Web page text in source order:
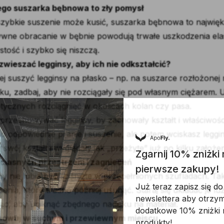
suszarka bębnowa to zły pomysł
suszenie może kusić, suszarka bębnowa to
obracanie w bębnie powodują trwałe uszkodzenia
i szybko się niszczą.
legginsy, aby ich nie odkształcić?
suszyć legginsy na płasko – np. na suszarce
zadbaj, aby nie rozciągały się pod własnym ciężarem.
rozciągnięć w okolicach kolan czy pasa.
legginsy, by zachowały kształt i
o odpowiednie pranie i suszenie, ale potem wciskasz
swój kształt i wyglądały jak „przeżyte” już po kilku
ciasnych przestrzeni i zagnieceń
nie lubią być ściśnięte w przepełnionych szufladach.
które trudno później usunąć. Staraj się układać je
aby uniknąć zbędnego nacisku na materiał.
w suchym i przewiewnym miejscu
Zgarnij 10% zniżki
pierwsze zakupy!
Już teraz zapisz się
newslettera aby
dodatkowe 10% zniżki